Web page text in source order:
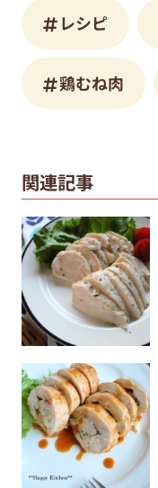
レシピ
鶏むね肉
関連記事